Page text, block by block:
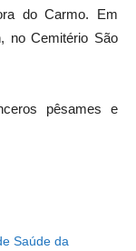
do Carmo. Em
no Cemitério São
pêsames e
Saúde da